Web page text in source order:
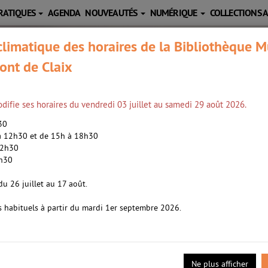
AGENDA NOUVEAUTÉS NUMÉRIQUE COLLECTIONS
/Clément, Hugo (1989-....). Auteur
Clément pour la préservation du vivant et la défense de
à propos de la souffrance animale, des ravages
de la fonte des glaciers polaires. ©Electre 2023
des horaires de la Bibliothèque
de Claix
ses horaires du vendredi 03 juillet au samedi 29 août 2026.
12h30 et de 15h à 18h30
26 juillet au 17 août.
habituels à partir du mardi 1er septembre 2026.
Ne plus afficher